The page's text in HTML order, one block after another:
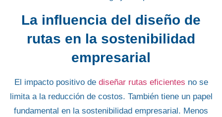
La influencia del diseño de
rutas en la sostenibilidad
empresarial
El impacto positivo de diseñar rutas eficientes no se
limita a la reducción de costos. También tiene un papel
fundamental en la sostenibilidad empresarial. Menos